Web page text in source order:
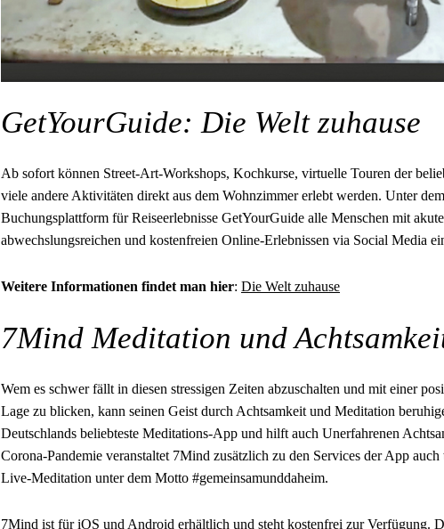
GetYourGuide: Die Welt zuhause
Ab sofort können Street-Art-Workshops, Kochkurse, virtuelle Touren der
viele andere Aktivitäten direkt aus dem Wohnzimmer erlebt werden. Unter
Buchungsplattform für Reiseerlebnisse GetYourGuide alle Menschen mit
abwechslungsreichen und kostenfreien Online-Erlebnissen via Social Media
Weitere Informationen findet man hier: Die Welt zuhause
7Mind Meditation und
Wem es schwer fällt in diesen stressigen Zeiten abzuschalten und mit einer
Lage zu blicken, kann seinen Geist durch Achtsamkeit und Meditation
Deutschlands beliebteste Meditations-App und hilft auch Unerfahrenen
Corona-Pandemie veranstaltet 7Mind zusätzlich zu den Services der App
Live-Meditation unter dem Motto #gemeinsamunddaheim.
7Mind ist für iOS und Android erhältlich und steht kostenfrei zur Verfügung.